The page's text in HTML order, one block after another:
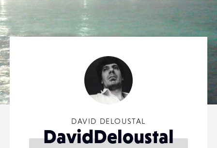
DAVID DELOUSTAL
DavidDeloustal